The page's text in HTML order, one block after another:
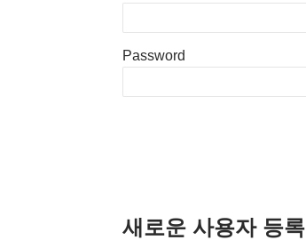
Password
새로운 사용자 등록